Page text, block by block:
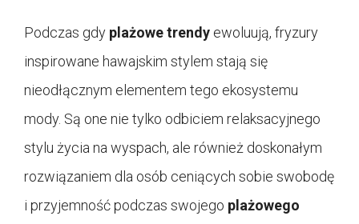
Podczas gdy plażowe trendy ewoluują, fryzury
inspirowane hawajskim stylem stają się
nieodłącznym elementem tego ekosystemu
mody. Są one nie tylko odbiciem relaksacyjnego
stylu życia na wyspach, ale również doskonałym
rozwiązaniem dla osób ceniących sobie swobodę
i przyjemność podczas swojego plażowego